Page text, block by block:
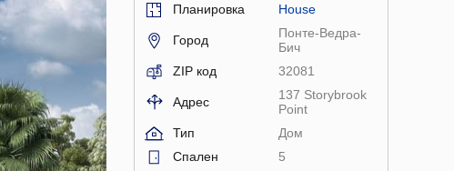
Планировка
House
Город
Понте-Ведра-
Бич
ZIP код
32081
Адрес
137 Storybrook
Point
Тип
Дом
Спален
5